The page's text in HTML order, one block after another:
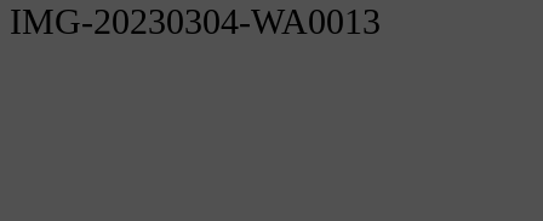
IMG-20230304-WA0013